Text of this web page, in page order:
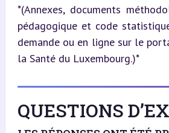
*(Annexes, documents
pédagogique et code
demande ou en ligne sur le
la Santé du Luxembourg.)*
QUESTIONS